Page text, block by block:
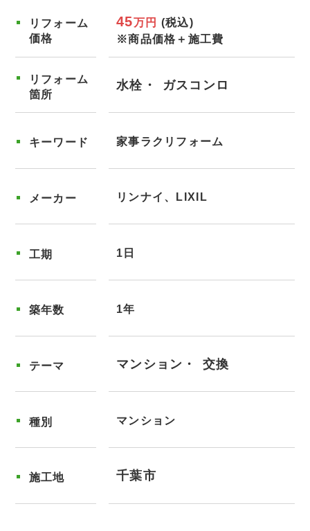
リフォーム
価格
45万円 (税込)
※商品価格＋施工費
リフォーム
箇所
水栓 ガスコンロ
キーワード 家事ラクリフォーム
メーカー リンナイ、LIXIL
工期 1日
築年数 1年
テーマ マンション 交換
種別 マンション
施工地 千葉市